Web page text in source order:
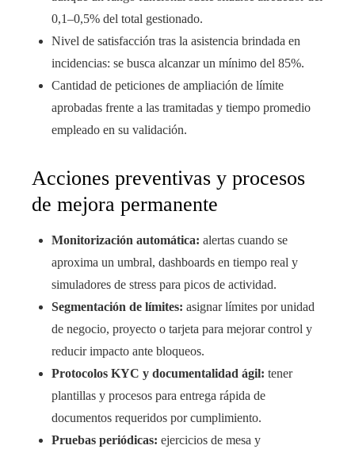
0,1–0,5% del total gestionado.
Nivel de satisfacción tras la asistencia brindada en
incidencias: se busca alcanzar un mínimo del 85%.
Cantidad de peticiones de ampliación de límite
aprobadas frente a las tramitadas y tiempo promedio
empleado en su validación.
Acciones preventivas y procesos
de mejora permanente
Monitorización automática: alertas cuando se
aproxima un umbral, dashboards en tiempo real y
simuladores de stress para picos de actividad.
Segmentación de límites: asignar límites por unidad
de negocio, proyecto o tarjeta para mejorar control y
reducir impacto ante bloqueos.
Protocolos KYC y documentalidad ágil: tener
plantillas y procesos para entrega rápida de
documentos requeridos por cumplimiento.
Pruebas periódicas: ejercicios de mesa y